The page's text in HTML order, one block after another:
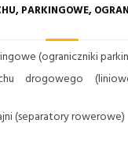
PARKINGOWE,
(ograniczniki
drogowego
(separatory rowerowe)